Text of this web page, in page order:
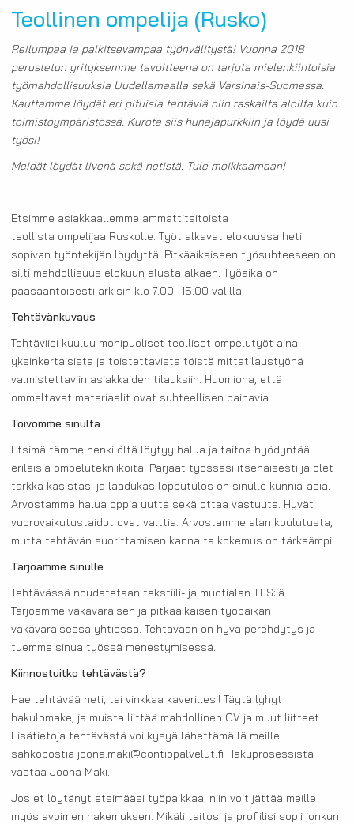
Teollinen ompelija (Rusko)
Reilumpaa ja palkitsevampaa työnvälitystä! Vuonna 2018
perustetun yrityksemme tavoitteena on tarjota mielenkiintoisia
työmahdollisuuksia Uudellamaalla sekä Varsinais-Suomessa.
Kauttamme löydät eri pituisia tehtäviä niin raskailta aloilta kuin
toimistoympäristössä. Kurota siis hunajapurkkiin ja löydä uusi
työsi!
Meidät löydät livenä sekä netistä. Tule moikkaamaan!
Etsimme asiakkaallemme ammattitaitoista
teollista ompelijaa Ruskolle. Työt alkavat elokuussa heti
sopivan työntekijän löydyttä. Pitkäaikaiseen työsuhteeseen on
silti mahdollisuus elokuun alusta alkaen. Työaika on
pääsääntöisesti arkisin klo 7.00–15.00 välillä.
Tehtävänkuvaus
Tehtäviisi kuuluu monipuoliset teolliset ompelutyöt aina
yksinkertaisista ja toistettavista töistä mittatilaustyönä
valmistettaviin asiakkaiden tilauksiin. Huomiona, että
ommeltavat materiaalit ovat suhteellisen painavia.
Toivomme sinulta
Etsimältämme henkilöltä löytyy halua ja taitoa hyödyntää
erilaisia ompelutekniikoita. Pärjäät työssäsi itsenäisesti ja olet
tarkka käsistäsi ja laadukas lopputulos on sinulle kunnia-asia.
Arvostamme halua oppia uutta sekä ottaa vastuuta. Hyvät
vuorovaikutustaidot ovat valttia. Arvostamme alan koulutusta,
mutta tehtävän suorittamisen kannalta kokemus on tärkeämpi.
Tarjoamme sinulle
Tehtävässä noudatetaan tekstiili- ja muotialan TES:iä.
Tarjoamme vakavaraisen ja pitkäaikaisen työpaikan
vakavaraisessa yhtiössä. Tehtävään on hyvä perehdytys ja
tuemme sinua työssä menestymisessä.
Kiinnostuitko tehtävästä?
Hae tehtävää heti, tai vinkkaa kaverillesi! Täytä lyhyt
hakulomake, ja muista liittää mahdollinen CV ja muut liitteet.
Lisätietoja tehtävästä voi kysyä lähettämällä meille
sähköpostia joona.maki@contiopalvelut.fi Hakuprosessista
vastaa Joona Mäki.
Jos et löytänyt etsimääsi työpaikkaa, niin voit jättää meille
myös avoimen hakemuksen. Mikäli taitosi ja profiilisi sopii jonkun